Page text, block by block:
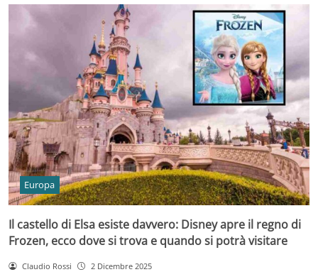
Europa
Il castello di Elsa esiste davvero: Disney apre il regno di
Frozen, ecco dove si trova e quando si potrà visitare
Claudio Rossi 2 Dicembre 2025